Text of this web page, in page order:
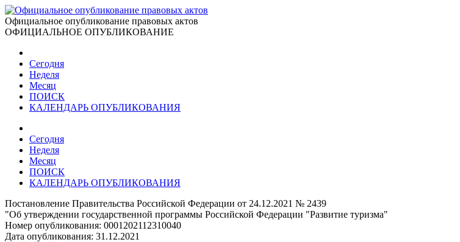
Официальное опубликование правовых актов
ОФИЦИАЛЬНОЕ ОПУБЛИКОВАНИЕ
Сегодня
Неделя
Месяц
ПОИСК
КАЛЕНДАРЬ ОПУБЛИКОВАНИЯ
Сегодня
Неделя
Месяц
ПОИСК
КАЛЕНДАРЬ ОПУБЛИКОВАНИЯ
Постановление Правительства Российской Федерации от 24.12.2021 № 2439
"Об утверждении государственной программы Российской Федерации "Развитие туризма"
Номер опубликования: 0001202112310040
Дата опубликования: 31.12.2021